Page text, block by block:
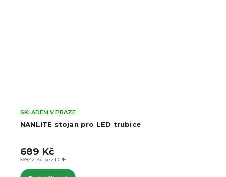
NANLITE stojan pro LED trubice
SKLADEM V PRAZE
569,42 Kč bez DPH
689 Kč